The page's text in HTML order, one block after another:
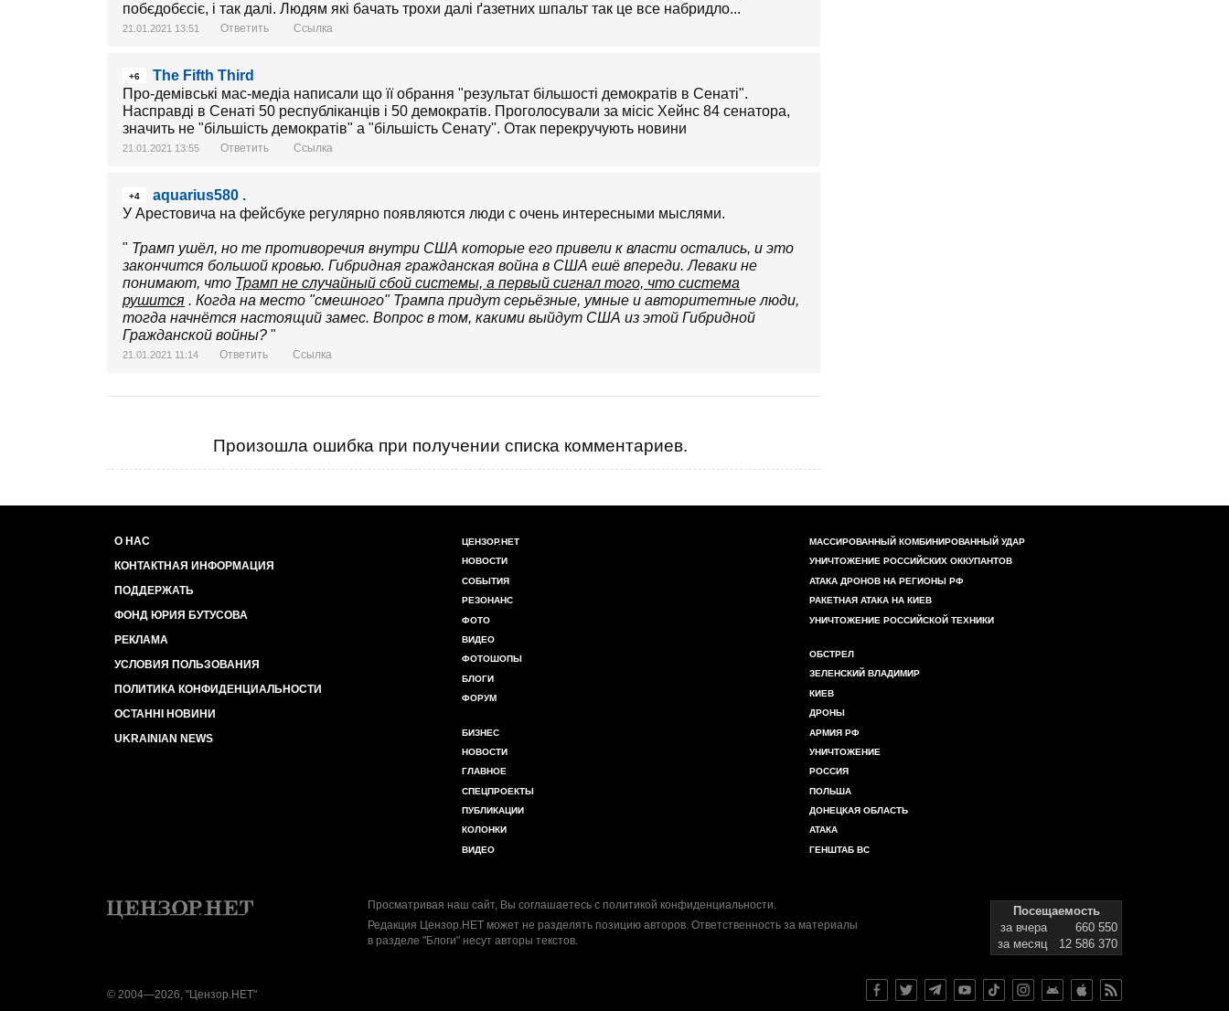
побєдобєсіє, і так далі. Людям які бачать трохи далі ґазетних шпальт так це все набридло...
21.01.2021 13:51 Ответить Ссылка
+6
The Fifth Third
Про-демівські мас-медіа написали що її обрання "результат більшості демократів в Сенаті".
Насправді в Сенаті 50 республіканців і 50 демократів. Проголосували за місіс Хейнс 84 сенатора,
значить не "більшість демократів" а "більшість Сенату". Отак перекручують новини
21.01.2021 13:55 Ответить Ссылка
+4
aquarius580 .
У Арестовича на фейсбуке регулярно появляются люди с очень интересными мыслями.
" Трамп ушёл, но те противоречия внутри США которые его привели к власти остались, и это
закончится большой кровью. Гибридная гражданская война в США ешё впереди. Леваки не
понимают, что Трамп не случайный сбой системы, а первый сигнал того, что система
рушится . Когда на место "смешного" Трампа придут серьёзные, умные и авторитетные люди,
тогда начнётся настоящий замес. Вопрос в том, какими выйдут США из этой Гибридной
Гражданской войны? "
21.01.2021 11:14 Ответить Ссылка
Произошла ошибка при получении списка комментариев.
О НАС
КОНТАКТНАЯ ИНФОРМАЦИЯ
ПОДДЕРЖАТЬ
ФОНД ЮРИЯ БУТУСОВА
РЕКЛАМА
УСЛОВИЯ ПОЛЬЗОВАНИЯ
ПОЛИТИКА КОНФИДЕНЦИАЛЬНОСТИ
ОСТАННІ НОВИНИ
UKRAINIAN NEWS
ЦЕНЗОР.НЕТ
НОВОСТИ
СОБЫТИЯ
РЕЗОНАНС
ФОТО
ВИДЕО
ФОТОШОПЫ
БЛОГИ
ФОРУМ
БИЗНЕС
НОВОСТИ
ГЛАВНОЕ
СПЕЦПРОЕКТЫ
ПУБЛИКАЦИИ
КОЛОНКИ
ВИДЕО
МАССИРОВАННЫЙ КОМБИНИРОВАННЫЙ УДАР
УНИЧТОЖЕНИЕ РОССИЙСКИХ ОККУПАНТОВ
АТАКА ДРОНОВ НА РЕГИОНЫ РФ
РАКЕТНАЯ АТАКА НА КИЕВ
УНИЧТОЖЕНИЕ РОССИЙСКОЙ ТЕХНИКИ
ОБСТРЕЛ
ЗЕЛЕНСКИЙ ВЛАДИМИР
КИЕВ
ДРОНЫ
АРМИЯ РФ
УНИЧТОЖЕНИЕ
РОССИЯ
ПОЛЬША
ДОНЕЦКАЯ ОБЛАСТЬ
АТАКА
ГЕНШТАБ ВС
Просматривая наш сайт, Вы соглашаетесь с политикой конфиденциальности.
Редакция Цензор.НЕТ может не разделять позицию авторов. Ответственность за материалы
в разделе "Блоги" несут авторы текстов.
Посещаемость
за вчера
660 550
за месяц
12 586 370
© 2004—2026, "Цензор.НЕТ"